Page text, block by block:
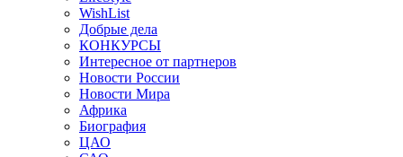
WishList
Добрые дела
КОНКУРСЫ
Интересное от партнеров
Новости России
Новости Мира
Африка
Биография
ЦАО